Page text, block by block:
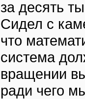
за десять
Сидел с
что
система
вращении
ради чего